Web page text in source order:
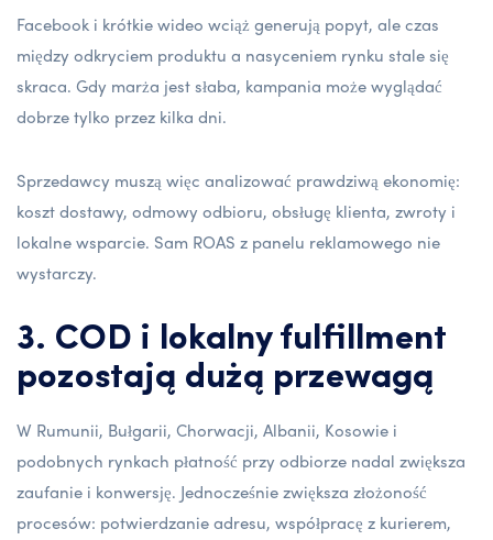
Facebook i krótkie wideo wciąż generują popyt, ale czas
między odkryciem produktu a nasyceniem rynku stale się
skraca. Gdy marża jest słaba, kampania może wyglądać
dobrze tylko przez kilka dni.
Sprzedawcy muszą więc analizować prawdziwą ekonomię:
koszt dostawy, odmowy odbioru, obsługę klienta, zwroty i
lokalne wsparcie. Sam ROAS z panelu reklamowego nie
wystarczy.
3. COD i lokalny fulfillment
pozostają dużą przewagą
W Rumunii, Bułgarii, Chorwacji, Albanii, Kosowie i
podobnych rynkach płatność przy odbiorze nadal zwiększa
zaufanie i konwersję. Jednocześnie zwiększa złożoność
procesów: potwierdzanie adresu, współpracę z kurierem,